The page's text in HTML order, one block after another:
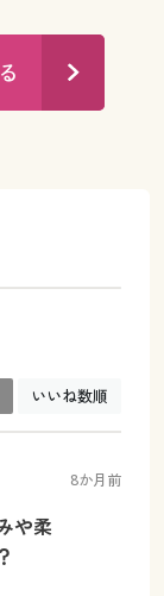
いいね数順
8か月前
や柔